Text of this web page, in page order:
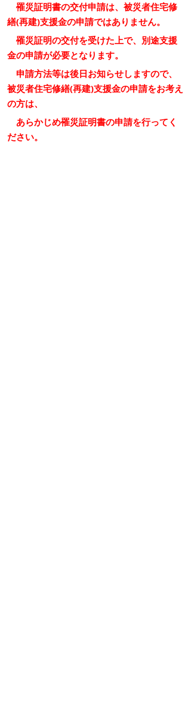
罹災証明書の交付申請は、被災者住宅修
繕(再建)支援金の申請ではありません。
罹災証明の交付を受けた上で、別途支援
金の申請が必要となります。
申請方法等は後日お知らせしますので、
被災者住宅修繕(再建)支援金の申請をお考え
の方は、
あらかじめ罹災証明書の申請を行ってく
ださい。